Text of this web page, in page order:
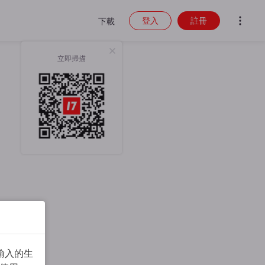
下載
立即掃描
登入 註冊
入的生